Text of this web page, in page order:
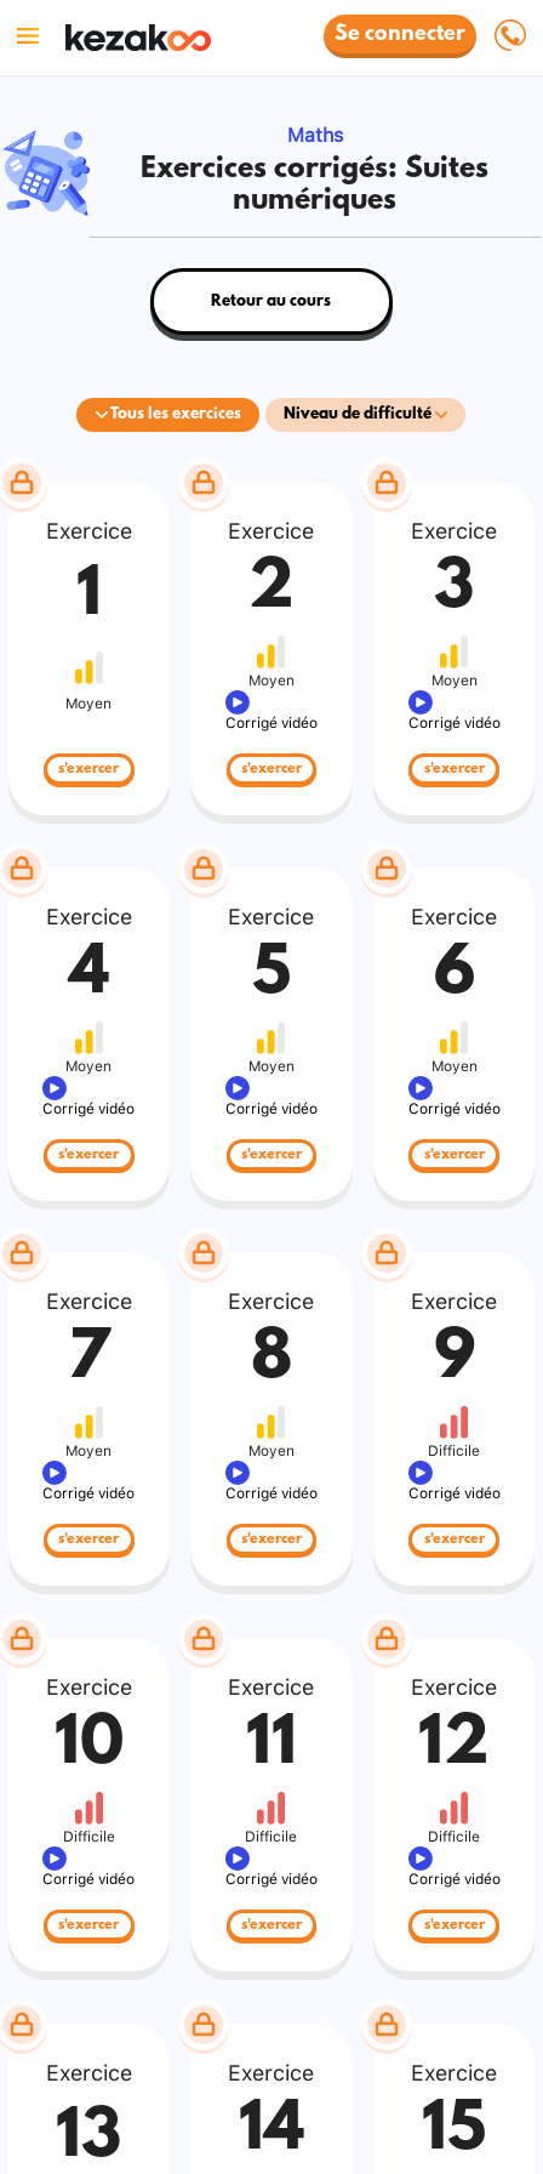
Se connecter
Maths
Exercices corrigés: Suites
numériques
Tous les exercices Niveau de difficulté
Retour au cours
Exercice
1
Moyen
s'exercer
Exercice
2
Moyen
Corrigé vidéo
s'exercer
Exercice
3
Moyen
Corrigé vidéo
s'exercer
Exercice
4
Moyen
Corrigé vidéo
s'exercer
Exercice
5
Moyen
Corrigé vidéo
s'exercer
Exercice
6
Moyen
Corrigé vidéo
s'exercer
Exercice
7
Moyen
Corrigé vidéo
s'exercer
Exercice
8
Moyen
Corrigé vidéo
s'exercer
Exercice
9
Difficile
Corrigé vidéo
s'exercer
Exercice
10
Difficile
Corrigé vidéo
s'exercer
Exercice
11
Difficile
Corrigé vidéo
s'exercer
Exercice
12
Difficile
Corrigé vidéo
s'exercer
Exercice
13
Exercice
14
Exercice
15